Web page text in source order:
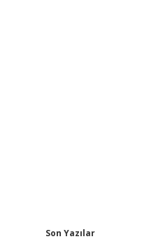
Son Yazılar